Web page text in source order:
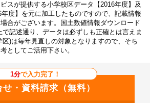
スが提供する小学校区データ【2016年度】及
度】を元に加工したものですので、記載情報
合がございます。国土数値情報ダウンロード
記述通り、データは必ずしも正確とは言えま
)は毎年見直しの対象となりますので、そち
としてご活用下さい。
1分で入力完了！